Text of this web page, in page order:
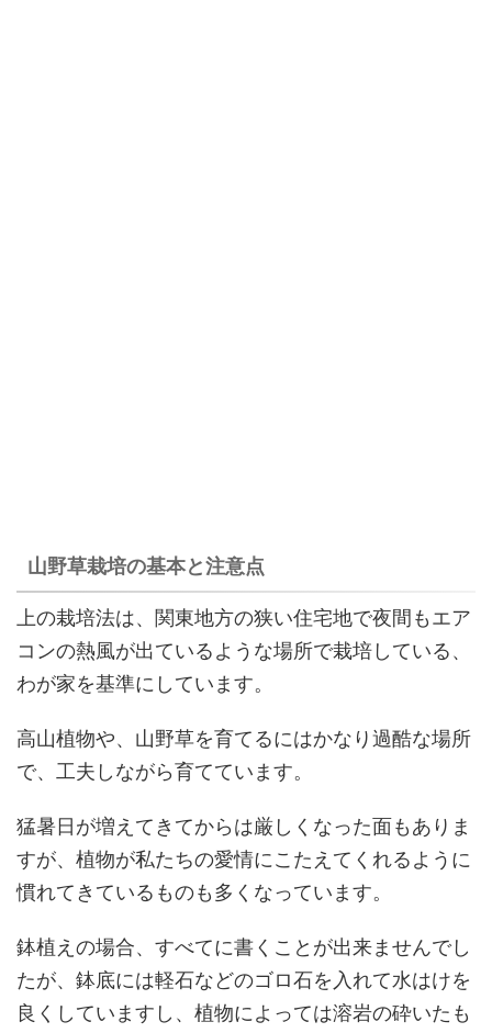
山野草栽培の基本と注意点
上の栽培法は、関東地方の狭い住宅地で夜間もエア
コンの熱風が出ているような場所で栽培している、
わが家を基準にしています。
高山植物や、山野草を育てるにはかなり過酷な場所
で、工夫しながら育てています。
猛暑日が増えてきてからは厳しくなった面もありま
すが、植物が私たちの愛情にこたえてくれるように
慣れてきているものも多くなっています。
鉢植えの場合、すべてに書くことが出来ませんでし
たが、鉢底には軽石などのゴロ石を入れて水はけを
良くしていますし、植物によっては溶岩の砕いたも